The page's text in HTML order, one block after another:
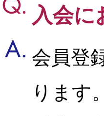
入会に
会員登
ります